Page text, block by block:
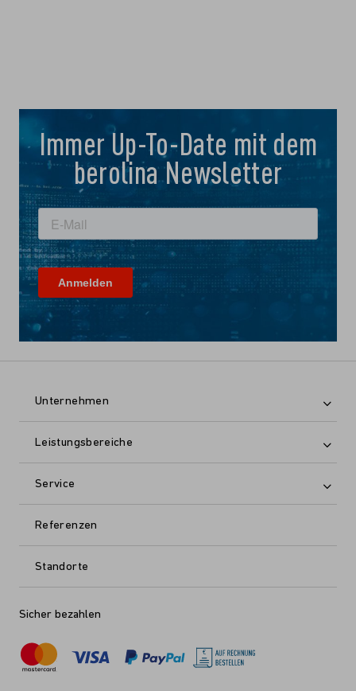
Immer Up-To-Date mit dem
berolina Newsletter
Unternehmen
Leistungsbereiche
Service
Referenzen
Standorte
Sicher bezahlen